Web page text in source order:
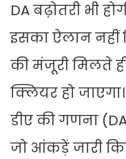
DA बढ़ोतरी भी
इसका ऐलान नहीं
की मंजूरी मिलते
क्लियर हो जाएगा।
डीए की गणना
जो आंकड़ें जारी